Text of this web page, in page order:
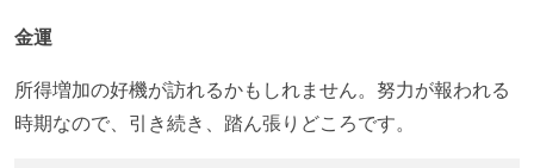
金運
所得増加の好機が訪れるかもしれません。努力が報われる
時期なので、引き続き、踏ん張りどころです。